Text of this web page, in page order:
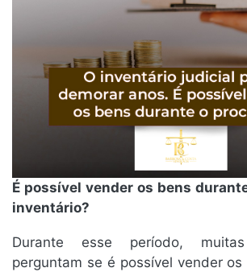
É possível vender os bens
inventário?
Durante esse período,
perguntam se é possível vender